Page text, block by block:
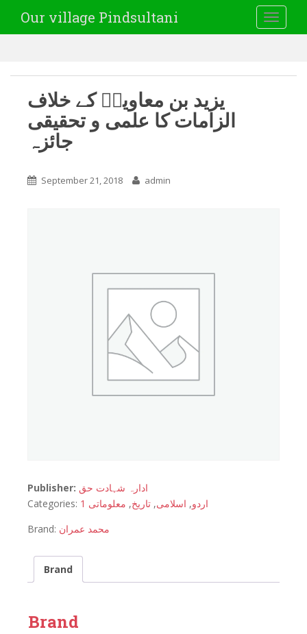
Our village Pindsultani
یزید بن معاویہؓ کے خلاف
الزامات کا علمی و تحقیقی
جائزہ
September 21, 2018 admin
Publisher: ادارہ شہادت حق
Categories:
اردو, اسلامی, تاریخ, معلوماتی 1
Brand: محمد عمران
Brand
Brand